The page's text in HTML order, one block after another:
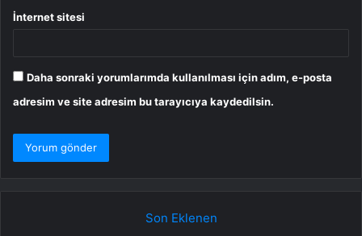
İnternet sitesi
Daha sonraki yorumlarımda kullanılması için adım, e-posta
adresim ve site adresim bu tarayıcıya kaydedilsin.
Son Eklenen